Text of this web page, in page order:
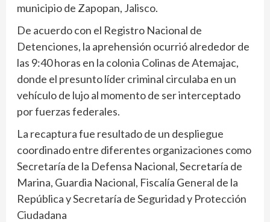
municipio de Zapopan, Jalisco.
De acuerdo con el Registro Nacional de
Detenciones, la aprehensión ocurrió alrededor de
las 9:40 horas en la colonia Colinas de Atemajac,
donde el presunto líder criminal circulaba en un
vehículo de lujo al momento de ser interceptado
por fuerzas federales.
La recaptura fue resultado de un despliegue
coordinado entre diferentes organizaciones como
Secretaría de la Defensa Nacional, Secretaría de
Marina, Guardia Nacional, Fiscalía General de la
República y Secretaría de Seguridad y Protección
Ciudadana